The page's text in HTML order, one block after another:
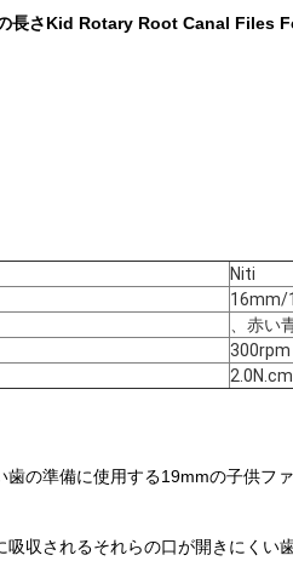
長さKid Rotary Root Canal Files
Niti
16mm/
、赤い
300rpm
2.0N.cm
歯の準備に使用する19mmの子供フ
吸収されるそれらの口が開きにくい